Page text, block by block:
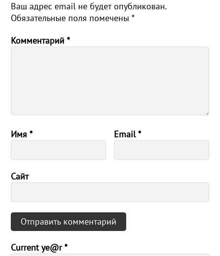
Ваш адрес email не будет опубликован.
Обязательные поля помечены*
Комментарий*
Имя* Email*
Сайт
Current ye@r*